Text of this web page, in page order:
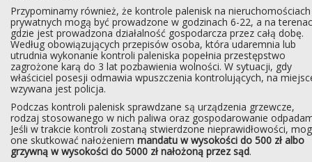
Przypominamy również, że kontrole palenisk na nieruchomościach
prywatnych mogą być prowadzone w godzinach 6-22, a na
gdzie jest prowadzona działalność gospodarcza przez całą dobę.
Według obowiązujących przepisów osoba, która udaremnia lub
utrudnia wykonanie kontroli paleniska popełnia przestępstwo
zagrożone karą do 3 lat pozbawienia wolności. W sytuacji, gdy
właściciel posesji odmawia wpuszczenia kontrolujących, na
wzywana jest policja.
Podczas kontroli palenisk sprawdzane są urządzenia grzewcze,
rodzaj stosowanego w nich paliwa oraz gospodarowanie
Jeśli w trakcie kontroli zostaną stwierdzone nieprawidłowości,
one skutkować nałożeniem mandatu w wysokości do 500 zł albo
grzywną w wysokości do 5000 zł nałożoną przez sąd.